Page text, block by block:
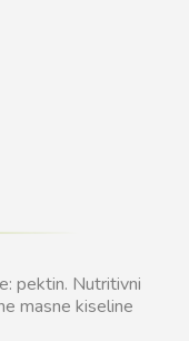
pektin. Nutritivni
masne kiseline